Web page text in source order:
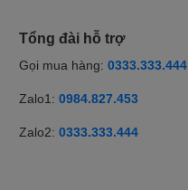
Tổng đài hỗ trợ
Gọi mua hàng: 0333.333.444
Zalo1: 0984.827.453
Zalo2: 0333.333.444